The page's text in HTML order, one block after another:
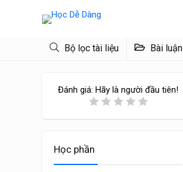
Bộ lọc tài liệu Bài luận
Đánh giá: Hãy là người đầu tiên!
Học phần